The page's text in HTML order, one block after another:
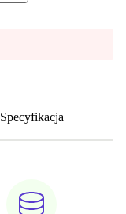
Specyfikacja